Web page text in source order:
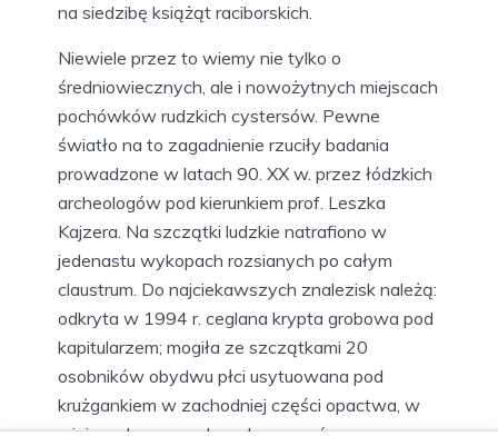
na siedzibę książąt raciborskich.
Niewiele przez to wiemy nie tylko o
średniowiecznych, ale i nowożytnych miejscach
pochówków rudzkich cystersów. Pewne
światło na to zagadnienie rzuciły badania
prowadzone w latach 90. XX w. przez łódzkich
archeologów pod kierunkiem prof. Leszka
Kajzera. Na szczątki ludzkie natrafiono w
jedenastu wykopach rozsianych po całym
claustrum. Do najciekawszych znalezisk należą:
odkryta w 1994 r. ceglana krypta grobowa pod
kapitularzem; mogiła ze szczątkami 20
osobników obydwu płci usytuowana pod
krużgankiem w zachodniej części opactwa, w